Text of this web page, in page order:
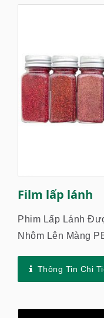
Film lấp lánh
Phim Lấp Lánh
Nhôm Lên Màng
Cao, Chống Trầy
Thông Tin Chi